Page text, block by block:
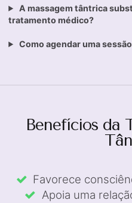
A massagem tântrica
tratamento médico?
Como agendar uma
Benefícios da
Favorece
Apoia uma